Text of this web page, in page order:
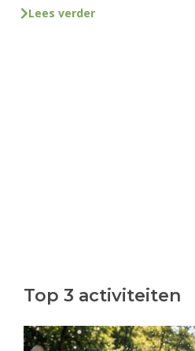
Lees verder
Top 3 activiteiten